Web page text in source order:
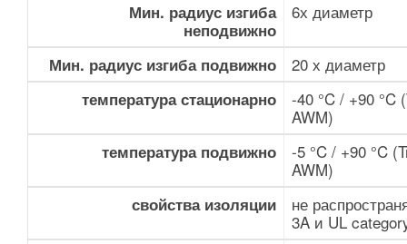
Мин. радиус изгиба
неподвижно
6х диаметр
Мин. радиус изгиба подвижно 20 х диаметр
температура стационарно
-40 °C / +90 °C
AWM)
температура подвижно
-5 °C / +90 °C
AWM)
свойства изоляции
не
3A и UL